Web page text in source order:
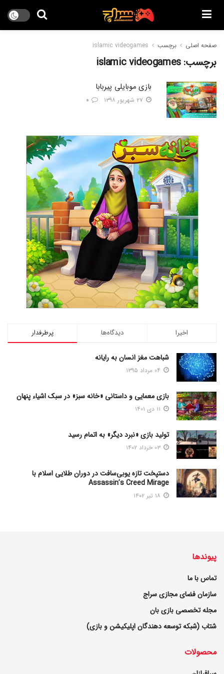
صفحه اصلی برچسب islamic videogames
برچسب:islamic videogames
بازی موبایلی پیربابا
پرطرفدار دیدگاه‌ها اخیرا
شباهت مغز انسان به رایانه
بازی معمایی و داستانی «خانه سبز» در سبک اشیاء پنهان
تولید بازی «نبرد دیگر» به اتمام رسید
دستپخت تازه یوبی‌سافت در دوران طلایی اسلام با
Assassin’s Creed Mirage
پیوندها
تماس با ما
سازمان فضای مجازی سراج
مجله تخصصی بازی بان
شتاب (شبکه توسعه دهندگان اپلیکیشن و بازی)
محصولات